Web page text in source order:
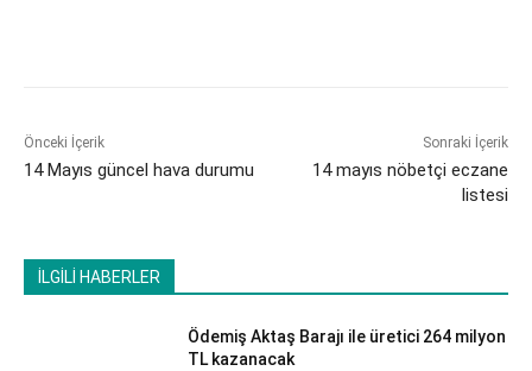
Önceki İçerik
14 Mayıs güncel hava durumu
Sonraki İçerik
14 mayıs nöbetçi eczane
listesi
İLGİLİ HABERLER
Ödemiş Aktaş Barajı ile üretici 264 milyon
TL kazanacak